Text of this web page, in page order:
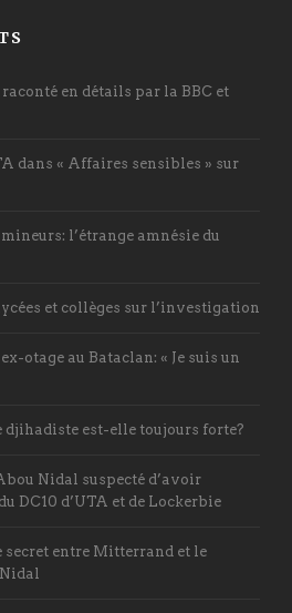
en détails par la BBC et
dans « Affaires sensibles » sur
l’étrange amnésie du
et collèges sur l’investigation
otage au Bataclan: « Je suis un
djihadiste est-elle toujours forte?
Nidal suspecté d’avoir
DC10 d’UTA et de Lockerbie
secret entre Mitterrand et le